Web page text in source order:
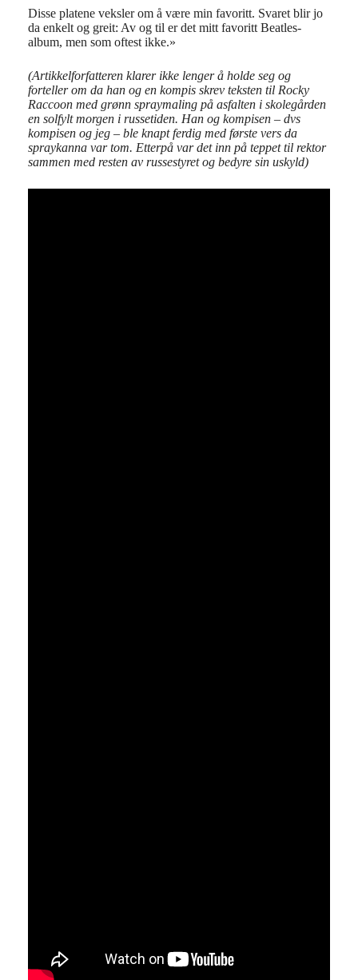
Disse platene veksler om å være min favoritt. Svaret blir jo
da enkelt og greit: Av og til er det mitt favoritt Beatles-
album, men som oftest ikke.»
(Artikkelforfatteren klarer ikke lenger å holde seg og
forteller om da han og en kompis skrev teksten til Rocky
Raccoon med grønn spraymaling på asfalten i skolegården
en solfylt morgen i russetiden. Han og kompisen – dvs
kompisen og jeg – ble knapt ferdig med første vers da
spraykanna var tom. Etterpå var det inn på teppet til rektor
sammen med resten av russestyret og bedyre sin uskyld)